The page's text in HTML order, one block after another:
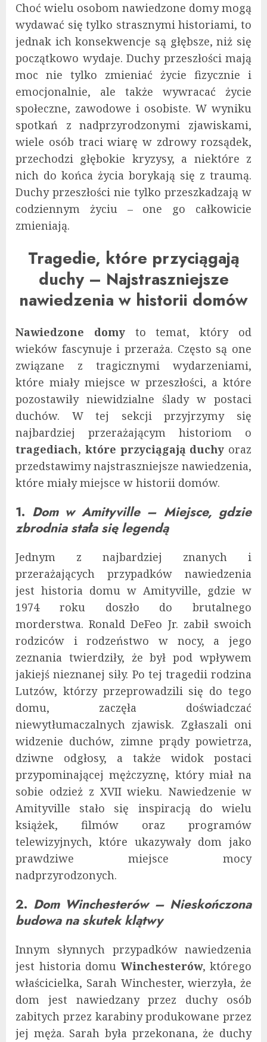
Choć wielu osobom nawiedzone domy mogą
wydawać się tylko strasznymi historiami, to
jednak ich konsekwencje są głębsze, niż się
początkowo wydaje. Duchy przeszłości mają
moc nie tylko zmieniać życie fizycznie i
emocjonalnie, ale także wywracać życie
społeczne, zawodowe i osobiste. W wyniku
spotkań z nadprzyrodzonymi zjawiskami,
wiele osób traci wiarę w zdrowy rozsądek,
przechodzi głębokie kryzysy, a niektóre z
nich do końca życia borykają się z traumą.
Duchy przeszłości nie tylko przeszkadzają w
codziennym życiu – one go całkowicie
zmieniają.
Tragedie, które przyciągają
duchy – Najstraszniejsze
nawiedzenia w historii domów
Nawiedzone domyto temat, który od
wieków fascynuje i przeraża. Często są one
związane z tragicznymi wydarzeniami,
które miały miejsce w przeszłości, a które
pozostawiły niewidzialne ślady w postaci
duchów. W tej sekcji przyjrzymy się
najbardziej przerażającym historiom o
tragediach, które przyciągają duchy oraz
przedstawimy najstraszniejsze nawiedzenia,
które miały miejsce w historii domów.
1. Dom w Amityville – Miejsce, gdzie
zbrodnia stała się legendą
Jednym z najbardziej znanych i
przerażających przypadków nawiedzenia
jest historia domu w Amityville, gdzie w
1974 roku doszło do brutalnego
morderstwa. Ronald DeFeo Jr. zabił swoich
rodziców i rodzeństwo w nocy, a jego
zeznania twierdziły, że był pod wpływem
jakiejś nieznanej siły. Po tej tragedii rodzina
Lutzów, którzy przeprowadzili się do tego
domu, zaczęła doświadczać
niewytłumaczalnych zjawisk. Zgłaszali oni
widzenie duchów, zimne prądy powietrza,
dziwne odgłosy, a także widok postaci
przypominającej mężczyznę, który miał na
sobie odzież z XVII wieku. Nawiedzenie w
Amityville stało się inspiracją do wielu
książek, filmów oraz programów
telewizyjnych, które ukazywały dom jako
prawdziwe miejsce mocy
nadprzyrodzonych.
2. Dom Winchesterów – Nieskończona
budowa na skutek klątwy
Innym słynnych przypadków nawiedzenia
jest historia domu Winchesterów, którego
właścicielka, Sarah Winchester, wierzyła, że
dom jest nawiedzany przez duchy osób
zabitych przez karabiny produkowane przez
jej męża. Sarah była przekonana, że duchy